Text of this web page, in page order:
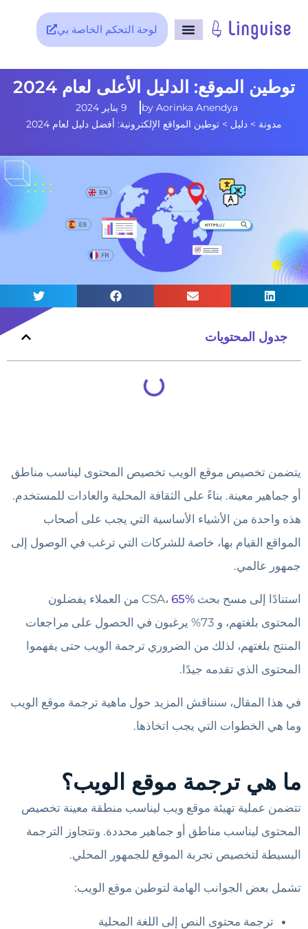
لوحة التحكم الخاصة بي
توطين الموقع: الدليل الأعلى لعام 2024
by Aorinka Anendya
9 يناير 2024
مدونة > دليل > توطين المواقع الإلكترونية: أفضل دليل لعام 2024
جدول المحتويات
يتضمن تخصيص موقع الويب تخصيص المحتوى ليناسب مناطق
أو جماهير معينة. بناءً على الثقافة المحلية والعادات للمستخدم.
هذه واحدة من الأشياء الأساسية التي يجب على أصحاب
المواقع القيام بها، خاصة للشركات التي ترغب في الوصول إلى
جمهور عالمي.
استنادًا إلى مسح بحث CSA، 65%
من العملاء يفضلون
المحتوى بلغتهم، و 73% يرغبون في الحصول على مراجعات
المنتج بلغتهم، لذلك من الضروري ترجمة الويب حتى يفهموا
المحتوى الذي تقدمه جيدًا.
في هذا المقال، سنناقش المزيد حول ماهية ترجمة موقع الويب
وما هي الخطوات التي يجب اتخاذها.
ما هي ترجمة موقع الويب؟
تتضمن عملية تهيئة موقع ويب ليناسب منطقة معينة تخصيص
المحتوى ليناسب مناطق أو جماهير محددة. وتتجاوز الترجمة
البسيطة لتخصيص تجربة الموقع للجمهور المحلي.
تشمل بعض الجوانب الهامة لتوطين موقع الويب:
ترجمة محتوى النص إلى اللغة المحلية